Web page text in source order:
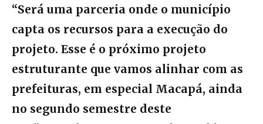
“Será uma parceria onde o município
capta os recursos para a execução do
projeto. Esse é o próximo projeto
estruturante que vamos alinhar com as
prefeituras, em especial Macapá, ainda
no segundo semestre deste